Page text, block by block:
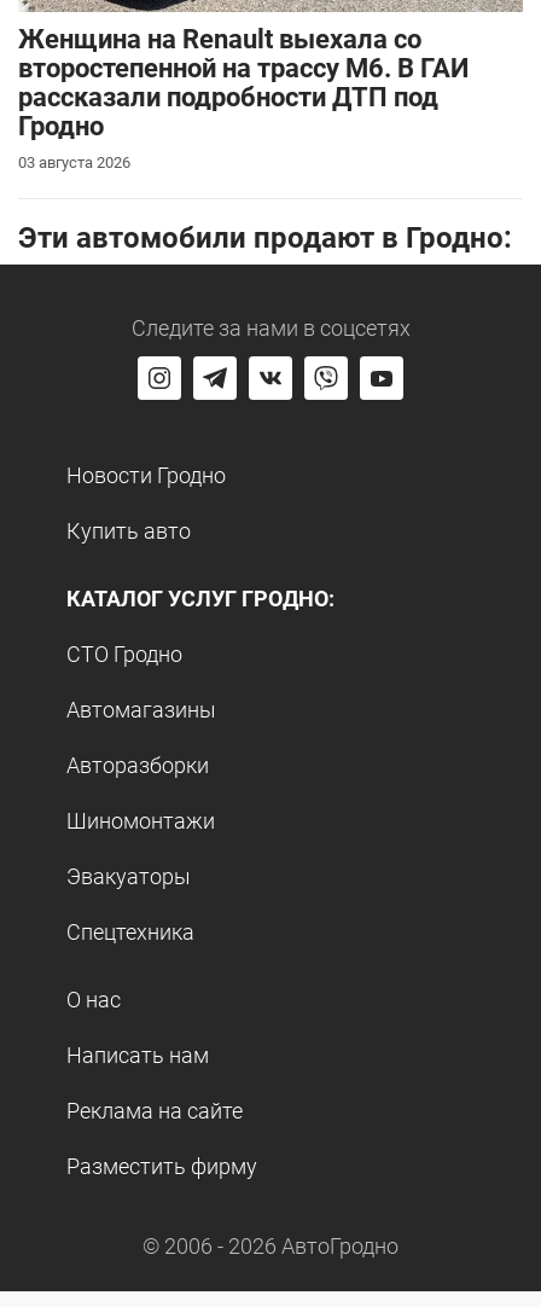
Женщина на Renault выехала со
второстепенной на трассу М6. В ГАИ
рассказали подробности ДТП под
Гродно
03 августа 2026
Эти автомобили продают в Гродно:
Следите за нами в соцсетях
Новости Гродно
Купить авто
КАТАЛОГ УСЛУГ ГРОДНО:
СТО Гродно
Автомагазины
Авторазборки
Шиномонтажи
Эвакуаторы
Спецтехника
О нас
Написать нам
Реклама на сайте
Разместить фирму
© 2006 - 2026 АвтоГродно